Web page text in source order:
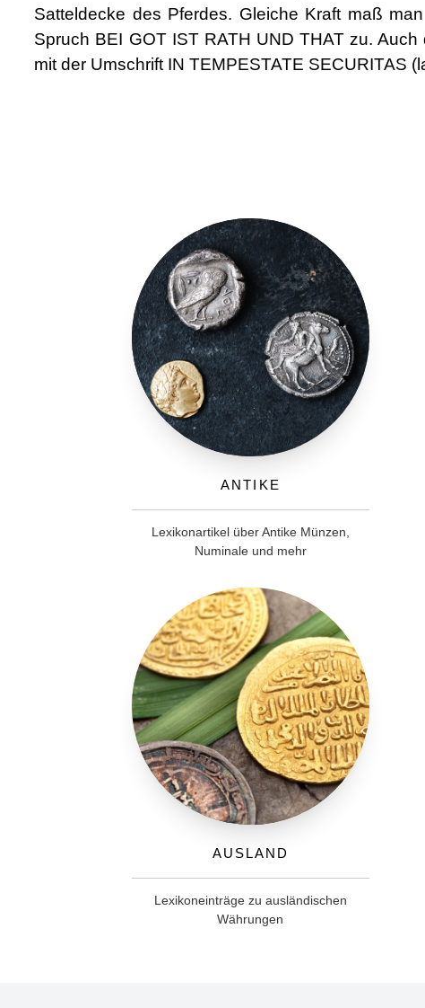
Satteldecke des Pferdes. Gleiche Kraft maß
Spruch BEI GOT IST RATH UND THAT zu.
mit der Umschrift IN TEMPESTATE SECURITAS
Antike
Lexikonartikel über Antike Münzen,
Numinale und mehr
Ausland
Lexikoneinträge zu ausländischen
Währungen